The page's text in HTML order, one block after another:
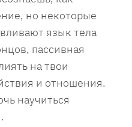
но некоторые
язык тела
пассивная
на твои
и отношения.
научиться